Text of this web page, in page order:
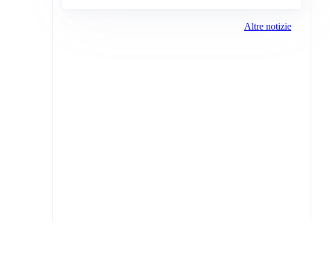
Altre notizie